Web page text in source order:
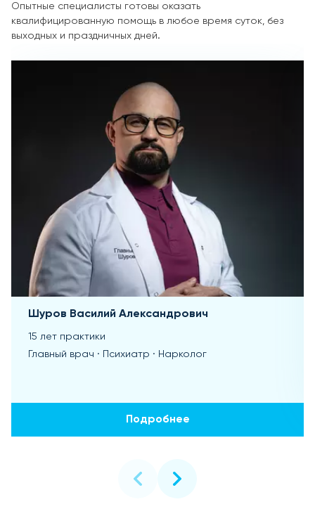
Опытные специалисты готовы оказать
квалифицированную помощь в любое время суток, без
выходных и праздничных дней.
Шуров Василий Александрович
15 лет практики
Главный врач · Психиатр · Нарколог
Подробнее